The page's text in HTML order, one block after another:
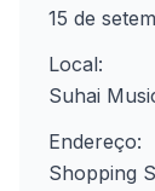
15 de
Local:
Suhai
Endereço:
Shopping